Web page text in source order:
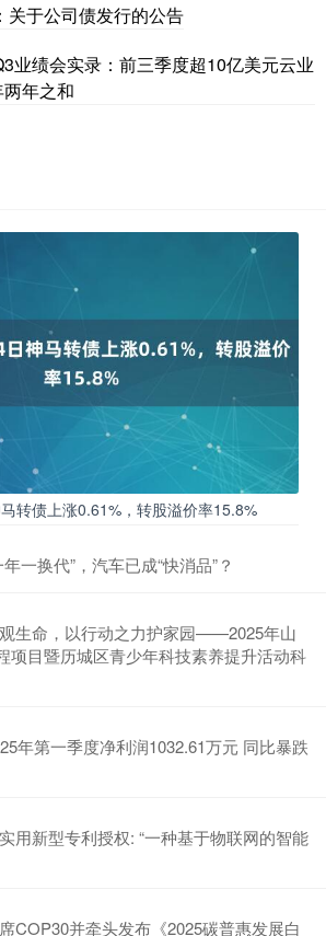
关于公司债发行的公告
业绩会实录：前三季度超10亿美元云业
年之和
转债上涨0.61%，转股溢价率15.8%
一换代”，汽车已成“快消品”？
生命，以行动之力护家园——2025年山
项目暨历城区青少年科技素养提升活动科
年第一季度净利润1032.61万元 同比暴跌
用新型专利授权: “一种基于物联网的智能
COP30并牵头发布《2025碳普惠发展白